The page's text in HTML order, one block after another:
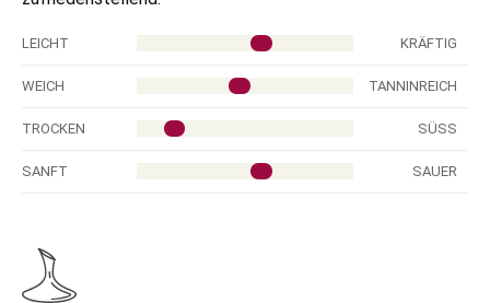
LEICHT KRÄFTIG
WEICH TANNINREICH
TROCKEN SÜSS
SANFT SAUER